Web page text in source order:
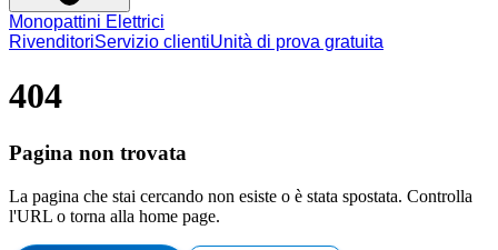
Monopattini Elettrici
RivenditoriServizio clientiUnità di prova gratuita
404
Pagina non trovata
La pagina che stai cercando non esiste o è stata spostata. Controlla
l'URL o torna alla home page.